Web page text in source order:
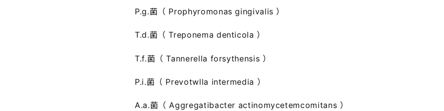
P.g.菌（ Prophyromonas gingivalis ）
T.d.菌（ Treponema denticola ）
T.f.菌（ Tannerella forsythensis ）
P.i.菌（ Prevotwlla intermedia ）
A.a.菌（ Aggregatibacter actinomycetemcomitans ）